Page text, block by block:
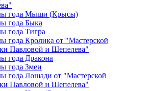
года Мыши (Крысы)
года Быка
года Тигра
года Кролика от "Мастерской
Павловой и Шепелева"
года Дракона
года Змеи
года Лошади от "Мастерской
Павловой и Шепелева"